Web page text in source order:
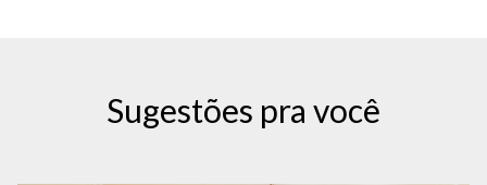
Sugestões pra você